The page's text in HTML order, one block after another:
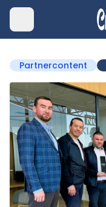
Partnercontent